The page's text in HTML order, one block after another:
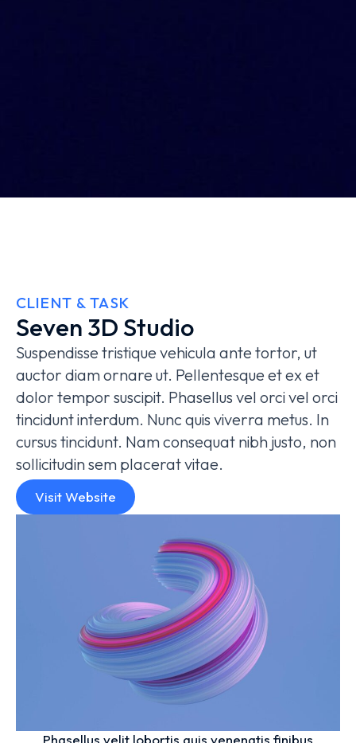
CLIENT & TASK
Seven 3D Studio
Suspendisse tristique vehicula ante tortor, ut
auctor diam ornare ut. Pellentesque et ex et
dolor tempor suscipit. Phasellus vel orci vel orci
tincidunt interdum. Nunc quis viverra metus. In
cursus tincidunt. Nam consequat nibh justo, non
sollicitudin sem placerat vitae.
Visit Website
Phasellus velit lobortis quis venenatis finibus